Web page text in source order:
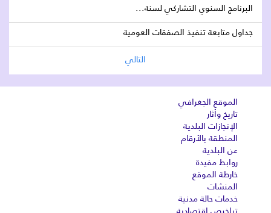
البرنامج السنوي التشاركي لسنة...
جداول متابعة تنفيذ الصفقات العومية
التالي
الموقع الجغرافي
تاريخ وأثار
الإنجازات البلدية
المنطقة بالأرقام
عن البلدية
روابط مفيدة
خارطة الموقع
المنشات
خدمات حالة مدنية